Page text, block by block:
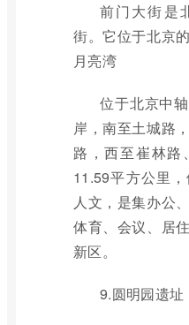
前门大街是
街。它位于北京
月亮湾
位于北京中
岸，南至土城路
路，西至崔林路
11.59平方公里
人文，是集办公
体育、会议、居
新区。
9.圆明园遗址